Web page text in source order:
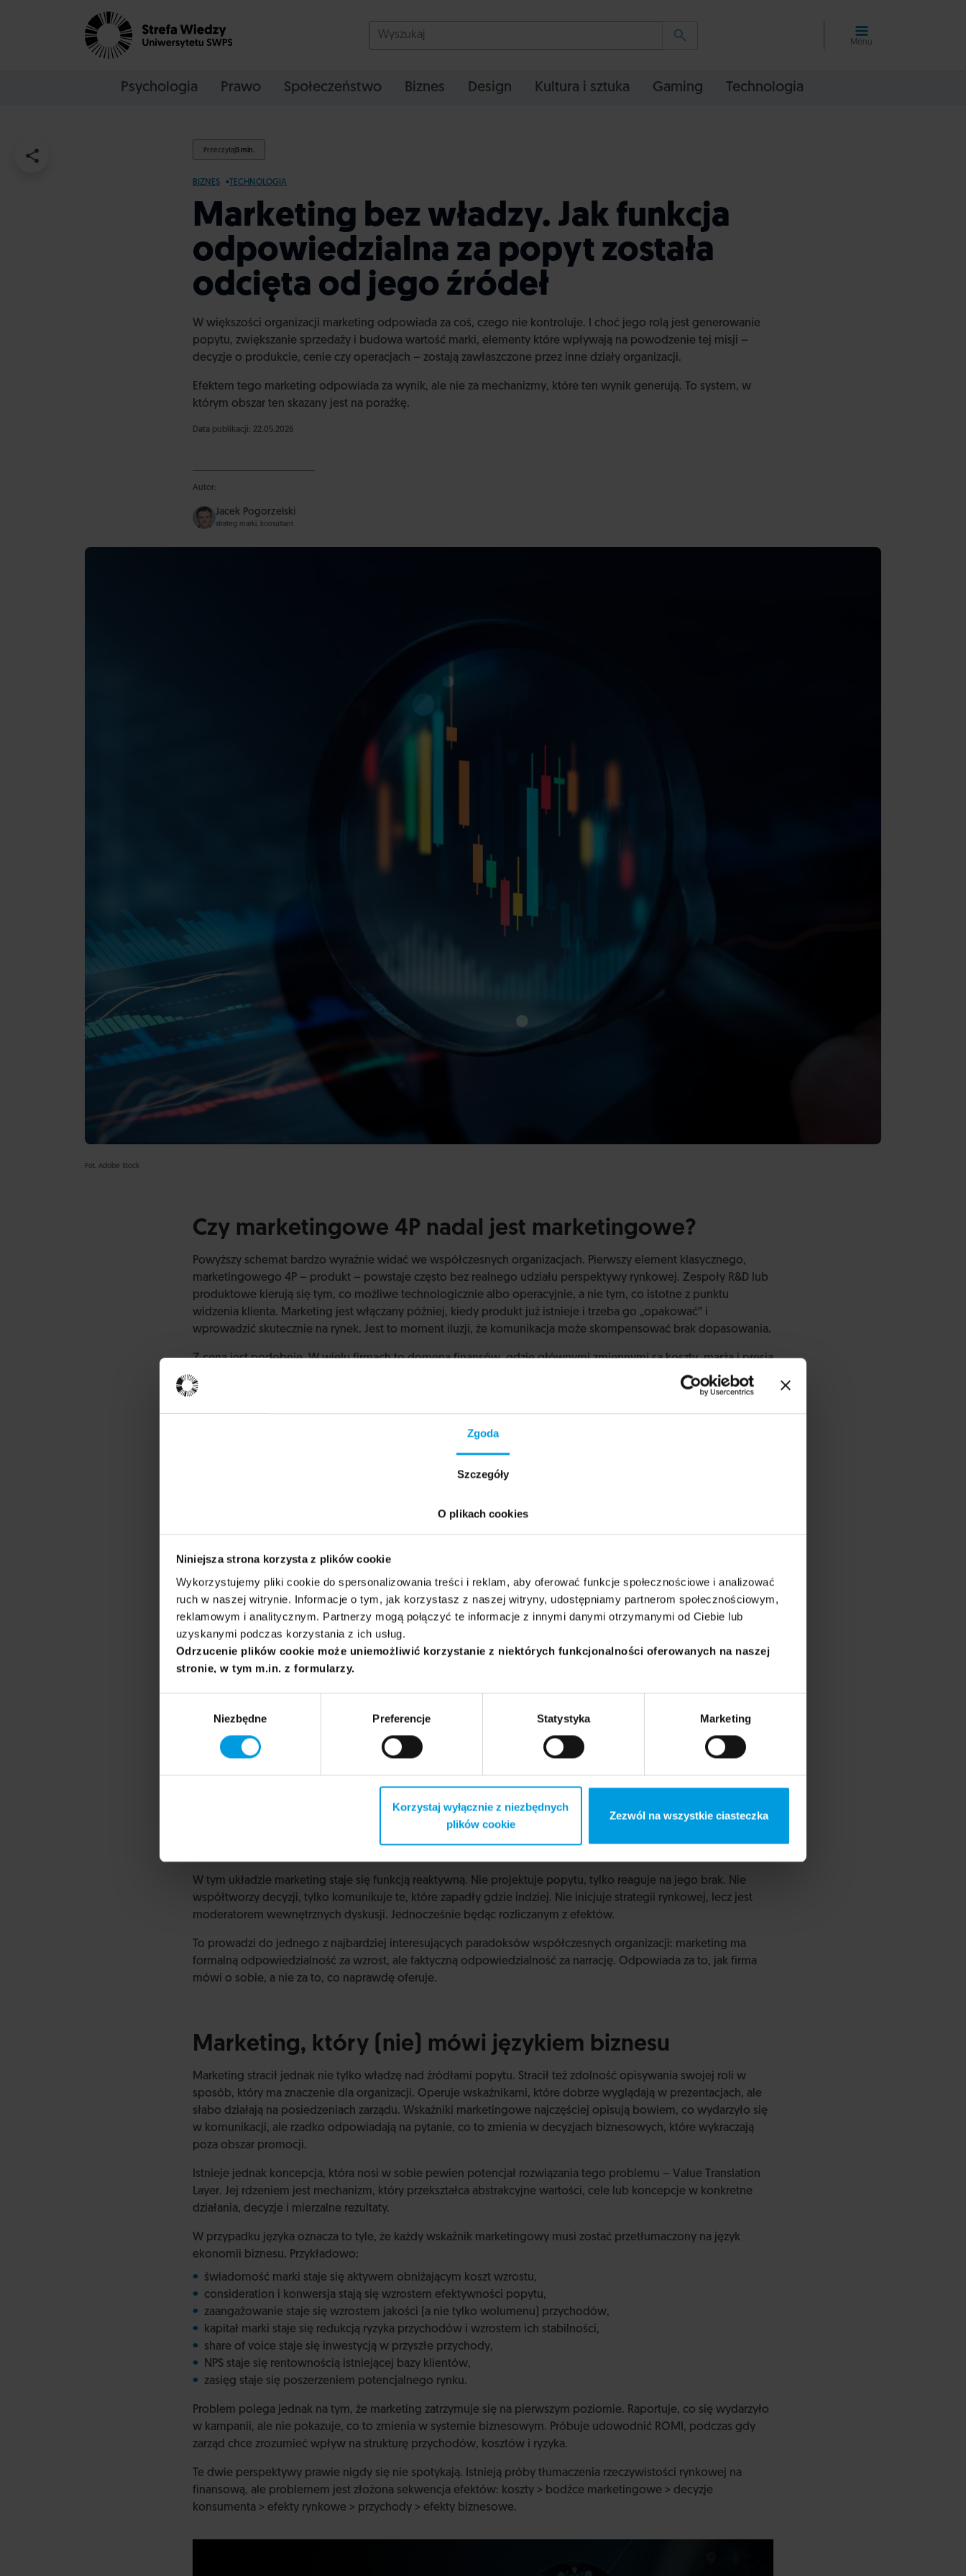
Zgoda
Szczegóły
O plikach cookies
Niniejsza strona korzysta z plików cookie
Wykorzystujemy pliki cookie do spersonalizowania treści i reklam, aby oferować funkcje społecznościowe i analizować
ruch w naszej witrynie. Informacje o tym, jak korzystasz z naszej witryny, udostępniamy partnerom społecznościowym,
reklamowym i analitycznym. Partnerzy mogą połączyć te informacje z innymi danymi otrzymanymi od Ciebie lub
uzyskanymi podczas korzystania z ich usług.
Odrzucenie plików cookie może uniemożliwić korzystanie z niektórych funkcjonalności oferowanych na naszej
stronie, w tym m.in. z formularzy.
Niezbędne Preferencje Statystyka Marketing
Korzystaj wyłącznie z niezbędnych
plików cookie
Zezwól na wszystkie ciasteczka
Menu
Psychologia Prawo Społeczeństwo Biznes Design Kultura i sztuka Gaming Technologia
Przeczytaj5 min.
BIZNES TECHNOLOGIA
Marketing bez władzy. Jak funkcja
odpowiedzialna za popyt została
odcięta od jego źródeł
W większości organizacji marketing odpowiada za coś, czego nie kontroluje. I choć jego rolą jest generowanie
popytu, zwiększanie sprzedaży i budowa wartość marki, elementy które wpływają na powodzenie tej misji –
decyzje o produkcie, cenie czy operacjach – zostają zawłaszczone przez inne działy organizacji.
Efektem tego marketing odpowiada za wynik, ale nie za mechanizmy, które ten wynik generują. To system, w
którym obszar ten skazany jest na porażkę.
Data publikacji: 22.05.2026
Autor:
Jacek Pogorzelski
strateg marki, konsultant
Fot. Adobe Stock
Czy marketingowe 4P nadal jest marketingowe?
Powyższy schemat bardzo wyraźnie widać we współczesnych organizacjach. Pierwszy element klasycznego,
marketingowego 4P – produkt – powstaje często bez realnego udziału perspektywy rynkowej. Zespoły R&D lub
produktowe kierują się tym, co możliwe technologicznie albo operacyjnie, a nie tym, co istotne z punktu
widzenia klienta. Marketing jest włączany później, kiedy produkt już istnieje i trzeba go „opakować” i
wprowadzić skutecznie na rynek. Jest to moment iluzji, że komunikacja może skompensować brak dopasowania.
Z ceną jest podobnie. W wielu firmach to domena finansów, gdzie głównymi zmiennymi są koszty, marża i presja
budżetowa. Rzadko pojawia się pytanie o percepcję wartości czy elastyczność cenową. Marketing ma poniekąd
„sprzedać” cenę, której nie projektował, często próbując przekonać rynek do logiki, która nie ma z nim wiele
kalkulacyjnego – a znacznie gorzej z perspektywy klienta obciążonego regularnymi kosztami (który dodatkowo
Doświadczenie klienta? Rozproszone. Sprzedaż optymalizuje targety, obsługa – koszty, operacje – procesy.
Każdy fragment działa racjonalnie w ramach swojego silosu, ale nikt nie zarządza całością. Teoretycznie
W tym układzie marketing staje się funkcją reaktywną. Nie projektuje popytu, tylko reaguje na jego brak. Nie
współtworzy decyzji, tylko komunikuje te, które zapadły gdzie indziej. Nie inicjuje strategii rynkowej, lecz jest
moderatorem wewnętrznych dyskusji. Jednocześnie będąc rozliczanym z efektów.
To prowadzi do jednego z najbardziej interesujących paradoksów współczesnych organizacji: marketing ma
formalną odpowiedzialność za wzrost, ale faktyczną odpowiedzialność za narrację. Odpowiada za to, jak firma
mówi o sobie, a nie za to, co naprawdę oferuje.
Marketing, który (nie) mówi językiem biznesu
Marketing stracił jednak nie tylko władzę nad źródłami popytu. Stracił też zdolność opisywania swojej roli w
sposób, który ma znaczenie dla organizacji. Operuje wskaźnikami, które dobrze wyglądają w prezentacjach, ale
słabo działają na posiedzeniach zarządu. Wskaźniki marketingowe najczęściej opisują bowiem, co wydarzyło się
w komunikacji, ale rzadko odpowiadają na pytanie, co to zmienia w decyzjach biznesowych, które wykraczają
poza obszar promocji.
Istnieje jednak koncepcja, która nosi w sobie pewien potencjał rozwiązania tego problemu – Value Translation
Layer. Jej rdzeniem jest mechanizm, który przekształca abstrakcyjne wartości, cele lub koncepcje w konkretne
działania, decyzje i mierzalne rezultaty.
W przypadku języka oznacza to tyle, że każdy wskaźnik marketingowy musi zostać przetłumaczony na język
ekonomii biznesu. Przykładowo:
świadomość marki staje się aktywem obniżającym koszt wzrostu,
consideration i konwersja stają się wzrostem efektywności popytu,
zaangażowanie staje się wzrostem jakości (a nie tylko wolumenu) przychodów,
kapitał marki staje się redukcją ryzyka przychodów i wzrostem ich stabilności,
share of voice staje się inwestycją w przyszłe przychody,
NPS staje się rentownością istniejącej bazy klientów,
zasięg staje się poszerzeniem potencjalnego rynku.
Problem polega jednak na tym, że marketing zatrzymuje się na pierwszym poziomie. Raportuje, co się wydarzyło
w kampanii, ale nie pokazuje, co to zmienia w systemie biznesowym. Próbuje udowodnić ROMI, podczas gdy
zarząd chce zrozumieć wpływ na strukturę przychodów, kosztów i ryzyka.
Te dwie perspektywy prawie nigdy się nie spotykają. Istnieją próby tłumaczenia rzeczywistości rynkowej na
finansową, ale problemem jest złożona sekwencja efektów: koszty > bodźce marketingowe > decyzje
konsumenta > efekty rynkowe > przychody > efekty biznesowe.